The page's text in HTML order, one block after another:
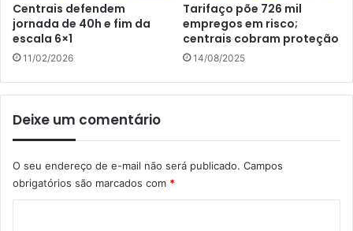
Centrais defendem
jornada de 40h e fim da
escala 6×1
11/02/2026
Tarifaço põe 726 mil
empregos em risco;
centrais cobram proteção
14/08/2025
Deixe um comentário
O seu endereço de e-mail não será publicado. Campos
obrigatórios são marcados com *